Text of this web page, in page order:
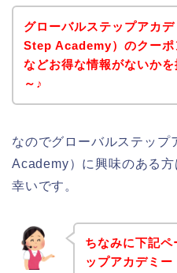
グローバルステップアカ
Step Academy）のクーポ
などお得な情報がないか
～♪
なのでグローバルステッ
Academy）に興味のある
幸いです。
ちなみに下記
ップアカデミ